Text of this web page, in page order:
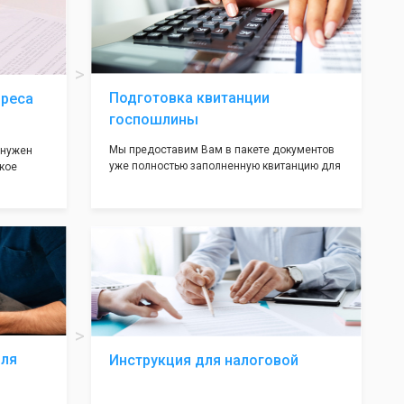
в
полною
не
все
Подготовка квитанции
госпошлины
Мы предоставим Вам в пакете документов
уже полностью заполненную квитанцию для
посредственно в налоговой инспекции при
подаче документов на регистрацию.
Инструкция для налоговой